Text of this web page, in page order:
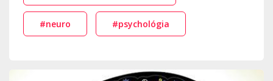
#neuro #psychológia